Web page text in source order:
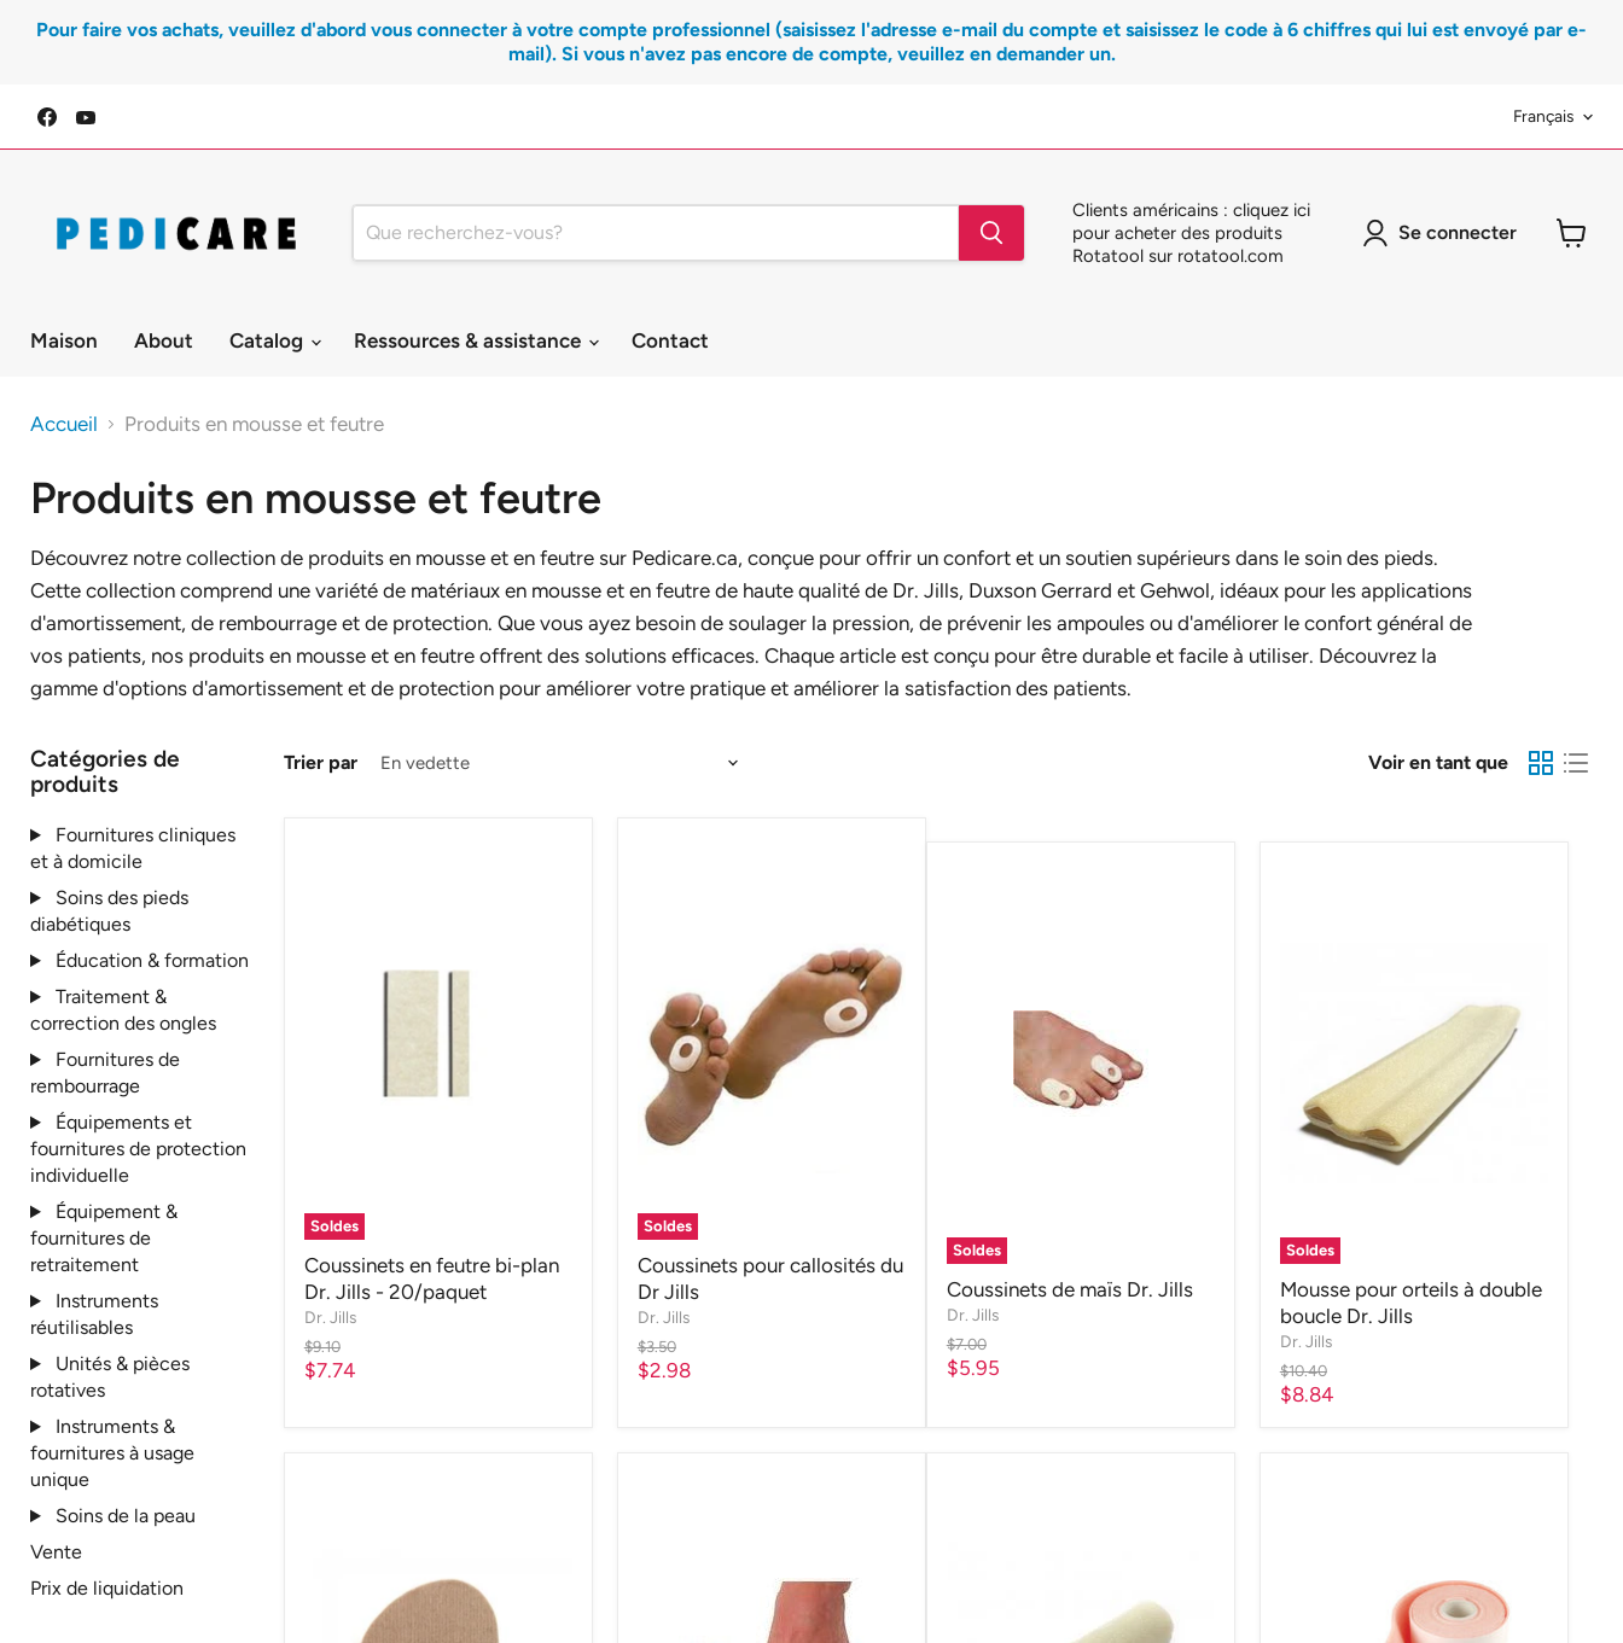
Pour faire vos achats, veuillez d'abord vous connecter à votre compte professionnel (saisissez l'adresse e-mail du compte et saisissez le code à 6 chiffres qui lui est envoyé par e-
mail). Si vous n'avez pas encore de compte, veuillez en demander un.
Trouvez-
nous
sur sur
Langue
Français
Clients américains : cliquez ici
pour acheter des produits
Rotatool sur rotatool.com
Se connecter
Maison
About Catalog Ressources & assistance Contact
Accueil Produits en mousse et feutre
Produits en mousse et feutre
Découvrez notre collection de produits en mousse et en feutre sur Pedicare.ca, conçue pour offrir un confort et un soutien supérieurs dans le soin des pieds.
Cette collection comprend une variété de matériaux en mousse et en feutre de haute qualité de Dr. Jills, Duxson Gerrard et Gehwol, idéaux pour les applications
d'amortissement, de rembourrage et de protection. Que vous ayez besoin de soulager la pression, de prévenir les ampoules ou d'améliorer le confort général de
vos patients, nos produits en mousse et en feutre offrent des solutions efficaces. Chaque article est conçu pour être durable et facile à utiliser. Découvrez la
gamme d'options d'amortissement et de protection pour améliorer votre pratique et améliorer la satisfaction des patients.
Catégories de
produits
Fournitures cliniques
et à domicile
Soins des pieds
diabétiques
Éducation & formation
Traitement &
correction des ongles
Fournitures de
rembourrage
Équipements et
fournitures de protection
individuelle
Équipement &
fournitures de
retraitement
Instruments
réutilisables
Unités & pièces
rotatives
Instruments &
fournitures à usage
unique
Soins de la peau
Vente
Prix de liquidation
Trier par Voir en tant que
Soldes
Coussinets en feutre bi-plan
Dr. Jills - 20/paquet
Dr. Jills
Prix
d'origine
$9.10
Prix
$7.74
Soldes
Coussinets pour callosités du
Dr Jills
Dr. Jills
Prix
d'origine
$3.50
Prix
$2.98
Soldes
Coussinets de maïs Dr. Jills
Dr. Jills
Prix
d'origine
$7.00
Prix
$5.95
Soldes
Mousse pour orteils à double
boucle Dr. Jills
Dr. Jills
Prix
d'origine
$10.40
Prix
$8.84